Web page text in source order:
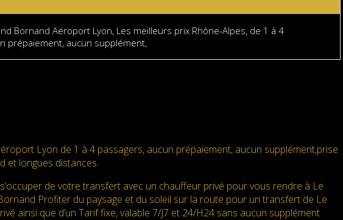
Bornand Aéroport Lyon, Les meilleurs prix Rhône-Alpes, de 1 à 4
prépaiement, aucun supplément,
Lyon de 1 à 4 passagers, aucun prépaiement, aucun supplément,prise
et longues distances.
de votre transfert avec un chauffeur privé pour vous rendre à Le
Profiter du paysage et du soleil sur la route pour un transfert de Le
ainsi que d’un Tarif fixe, valable 7/J7 et 24/H24 sans aucun supplément